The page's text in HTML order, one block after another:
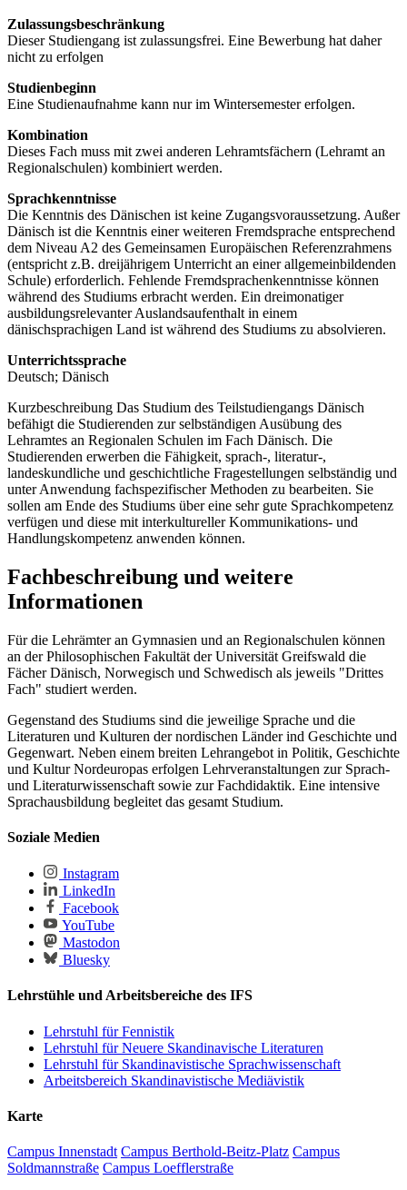
Zulassungsbeschränkung
Dieser Studiengang ist zulassungsfrei. Eine Bewerbung hat daher
nicht zu erfolgen
Studienbeginn
Eine Studienaufnahme kann nur im Wintersemester erfolgen.
Kombination
Dieses Fach muss mit zwei anderen Lehramtsfächern (Lehramt an
Regionalschulen) kombiniert werden.
Sprachkenntnisse
Die Kenntnis des Dänischen ist keine Zugangsvoraussetzung. Außer
Dänisch ist die Kenntnis einer weiteren Fremdsprache entsprechend
dem Niveau A2 des Gemeinsamen Europäischen Referenzrahmens
(entspricht z.B. dreijährigem Unterricht an einer allgemeinbildenden
Schule) erforderlich. Fehlende Fremdsprachenkenntnisse können
während des Studiums erbracht werden. Ein dreimonatiger
ausbildungsrelevanter Auslandsaufenthalt in einem
dänischsprachigen Land ist während des Studiums zu absolvieren.
Unterrichtssprache
Deutsch; Dänisch
Kurzbeschreibung Das Studium des Teilstudiengangs Dänisch
befähigt die Studierenden zur selbständigen Ausübung des
Lehramtes an Regionalen Schulen im Fach Dänisch. Die
Studierenden erwerben die Fähigkeit, sprach-, literatur-,
landeskundliche und geschichtliche Fragestellungen selbständig und
unter Anwendung fachspezifischer Methoden zu bearbeiten. Sie
sollen am Ende des Studiums über eine sehr gute Sprachkompetenz
verfügen und diese mit interkultureller Kommunikations- und
Handlungskompetenz anwenden können.
Fachbeschreibung und weitere
Informationen
Für die Lehrämter an Gymnasien und an Regionalschulen können
an der Philosophischen Fakultät der Universität Greifswald die
Fächer Dänisch, Norwegisch und Schwedisch als jeweils "Drittes
Fach" studiert werden.
Gegenstand des Studiums sind die jeweilige Sprache und die
Literaturen und Kulturen der nordischen Länder ind Geschichte und
Gegenwart. Neben einem breiten Lehrangebot in Politik, Geschichte
und Kultur Nordeuropas erfolgen Lehrveranstaltungen zur Sprach-
und Literaturwissenschaft sowie zur Fachdidaktik. Eine intensive
Sprachausbildung begleitet das gesamt Studium.
Soziale Medien
Instagram
LinkedIn
Facebook
YouTube
Mastodon
Bluesky
Lehrstühle und Arbeitsbereiche des IFS
Lehrstuhl für Fennistik
Lehrstuhl für Neuere Skandinavische Literaturen
Lehrstuhl für Skandinavistische Sprachwissenschaft
Arbeitsbereich Skandinavistische Mediävistik
Karte
Campus Innenstadt Campus Berthold-Beitz-Platz Campus
Soldmannstraße Campus Loefflerstraße